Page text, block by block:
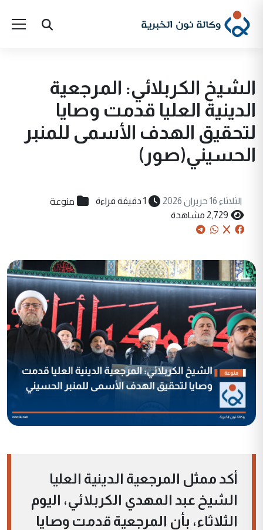
الشيخ الكربلائي: المرجعية
الدينية العليا قدمت وصايا
لتحقيق الهدف الأسمى للمنبر
الحسيني(صور)
الثلاثاء 16 حزيران 2026 1 دقيقة قراءة منوعة
2,729 مشاهدة
أكد ممثل المرجعية الدينية العليا
الشيخ عبد المهدي الكربلائي، اليوم
الثلاثاء، بأن المرجعية قدمت وصايا